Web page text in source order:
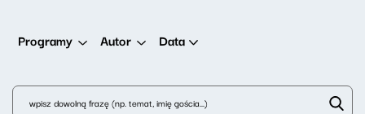
Programy Autor Data